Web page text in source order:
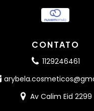
CONTATO
1129246461
Av Calim Eid 2299